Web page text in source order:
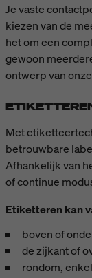
Je vaste
kiezen van de
het om een
gewoon
ontwerp van
Met
betrouwbare
Afhankelijk van
of continue
Etiketteren kan
boven of
de zijkant of
rondom,